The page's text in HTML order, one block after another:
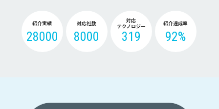
紹介実績
28000
対応社数
8000
対応
テクノロジー
319
紹介達成率
92%